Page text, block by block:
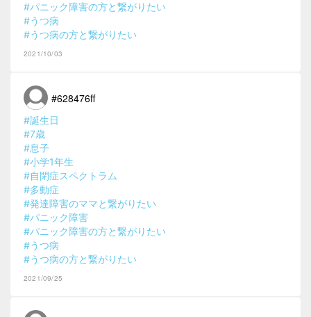
#パニック障害の方と繋がりたい
#うつ病
#うつ病の方と繋がりたい
2021/10/03
#628476ff
#誕生日
#7歳
#息子
#小学1年生
#自閉症スペクトラム
#多動症
#発達障害のママと繋がりたい
#パニック障害
#パニック障害の方と繋がりたい
#うつ病
#うつ病の方と繋がりたい
2021/09/25